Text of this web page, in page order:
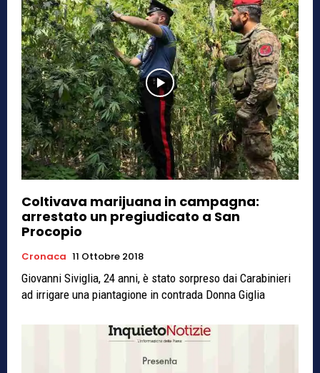
Coltivava marijuana in campagna:
arrestato un pregiudicato a San
Procopio
Cronaca 11 Ottobre 2018
Giovanni Siviglia, 24 anni, è stato sorpreso dai Carabinieri
ad irrigare una piantagione in contrada Donna Giglia